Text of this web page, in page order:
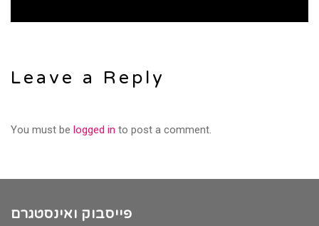
Leave a Reply
You must be logged in to post a comment.
פייסבוק ואינסטגרם